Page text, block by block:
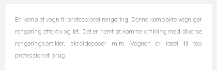
En komplet vogn til professionel rengøring. Denne kompakte vogn gør
rengøring effektiv og let. Det er nemt at komme omkring med diverse
rengøringsartikler, skraldeposer m.m. Vognen er ideel til top
professionelt brug.